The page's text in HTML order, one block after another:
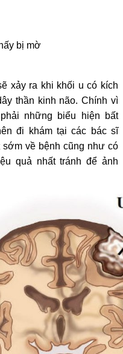
bị mờ
xảy ra khi khối u có kích
thần kinh não. Chính vì
những biểu hiện bất
đi khám tại các bác sĩ
về bệnh cũng như có
quả nhất tránh để ảnh